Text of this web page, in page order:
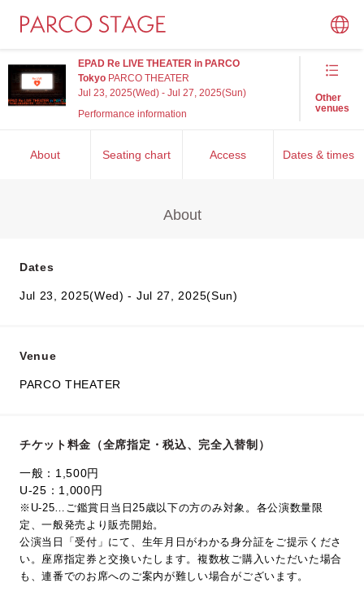
EPAD Re LIVE THEATER in PARCO
Tokyo PARCO THEATER
Jul 23, 2025(Wed) - Jul 27, 2025(Sun)
Performance information
Other
venues
About Seating chart Access Dates & times
About
Dates
Jul 23, 2025(Wed) - Jul 27, 2025(Sun)
Venue
PARCO THEATER
チケット料金（全席指定・税込、完全入替制）
一般：1,500円
U-25：1,000円
※U-25…ご鑑賞日当日25歳以下の方のみ対象。各公演数量限
定、一般発売より販売開始。
公演当日「受付」にて、生年月日がわかる身分証をご提示くださ
い。座席指定券と交換いたします。複数枚ご購入いただいた場合
も、連番でのお席へのご案内が難しい場合がございます。